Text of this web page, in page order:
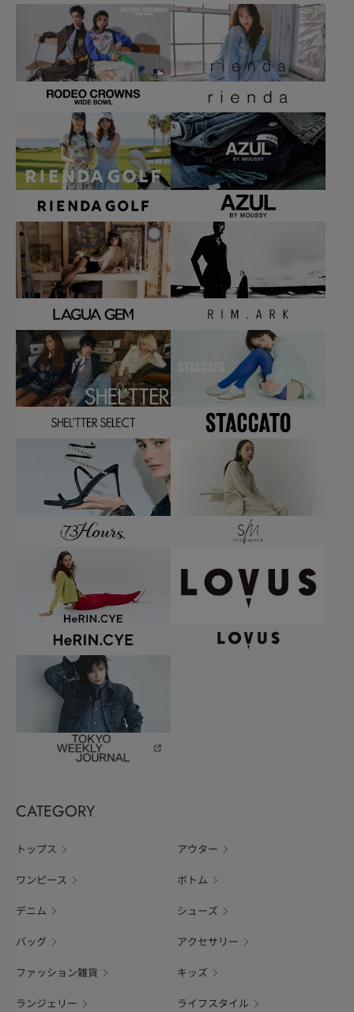
CATEGORY
トップス アウター
ワンピース ボトム
デニム シューズ
バッグ アクセサリー
ファッション雑貨 キッズ
ランジェリー ライフスタイル